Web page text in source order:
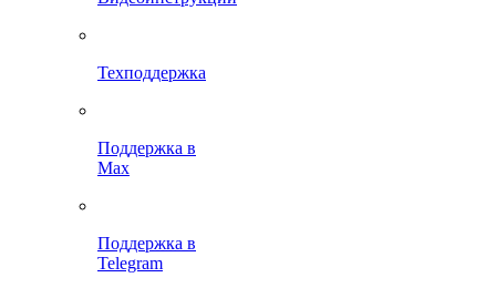
Техподдержка
Поддержка в
Max
Поддержка в
Telegram